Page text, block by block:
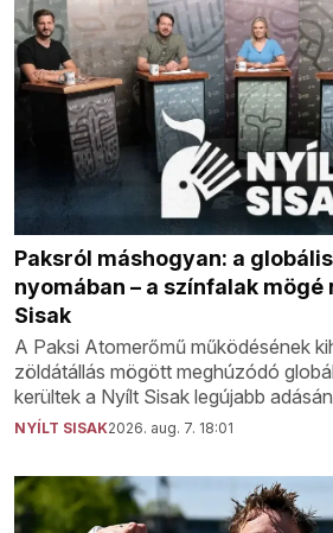
Paksról máshogyan: a
nyomában – a színfalak mögé
Sisak
A Paksi Atomerőmű működésének
zöldátállás mögött meghúzódó
kerültek a Nyílt Sisak legújabb
NYÍLT SISAK2026. aug. 7. 18:01